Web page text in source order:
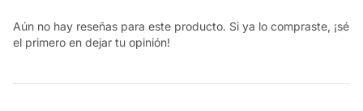
Aún no hay reseñas para este producto. Si ya lo compraste, ¡sé
el primero en dejar tu opinión!